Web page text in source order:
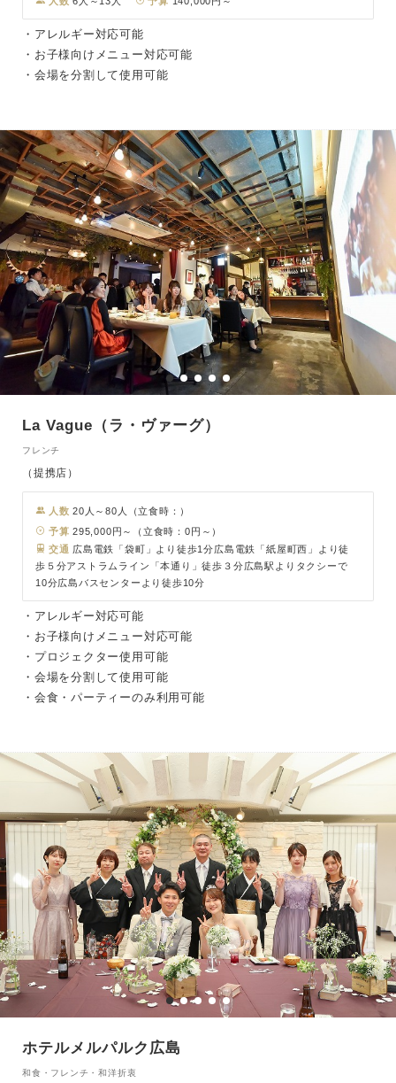
・アレルギー対応可能
・お子様向けメニュー対応可能
・会場を分割して使用可能
La Vague（ラ・ヴァーグ）
フレンチ
（提携店）
人数 20人～80人（立食時：）
予算 295,000円～（立食時：0円～）
交通 広島電鉄「袋町」より徒歩1分広島電鉄「紙屋町西」より徒
歩５分アストラムライン「本通り」徒歩３分広島駅よりタクシーで
10分広島バスセンターより徒歩10分
・アレルギー対応可能
・お子様向けメニュー対応可能
・プロジェクター使用可能
・会場を分割して使用可能
・会食・パーティーのみ利用可能
ホテルメルパルク広島
和食・フレンチ・和洋折衷